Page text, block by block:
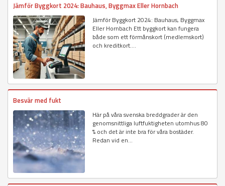
Jämför Byggkort 2024: Bauhaus, Byggmax Eller Hornbach
Jämför Byggkort 2024: Bauhaus, Byggmax
Eller Hornbach Ett byggkort kan fungera
både som ett förmånskort (medlemskort)
och kreditkort....
Besvär med fukt
Här på våra svenska breddgrader är den
genomsnittliga luftfuktigheten utomhus 80
% och det är inte bra för våra bostäder.
Redan vid en...